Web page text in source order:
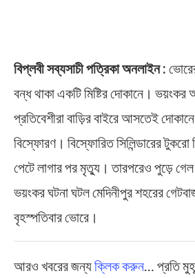
বিপ্লবী সব্যসাচী পত্রিকা অনলাইন :
বন্ধ থাকা একটি মিষ্টির দোকানে।
প্রতিবেশীরা বাড়ির বাইরে আসতেই
বিস্ফোরণ। বিস্ফোরিত সিলিন্ডারের টুকরো
পেটে লাগার পর মৃত্যু। তারপরেও পুড়ে গেল
ভয়ংকর ঘটনা ঘটল মেদিনীপুর শহরের
বৃহস্পতিবার ভোরে।
আরও খবরের জন্যক্লিক করুন… প্রতি